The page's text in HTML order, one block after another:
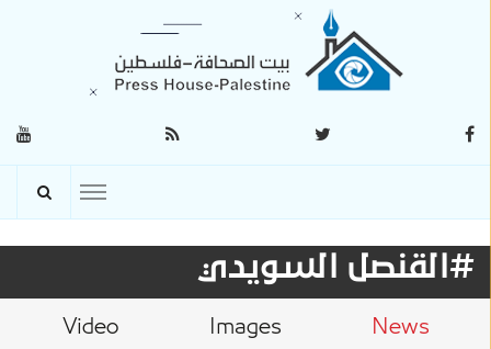
#القنصل السويدي
News
Images
Video